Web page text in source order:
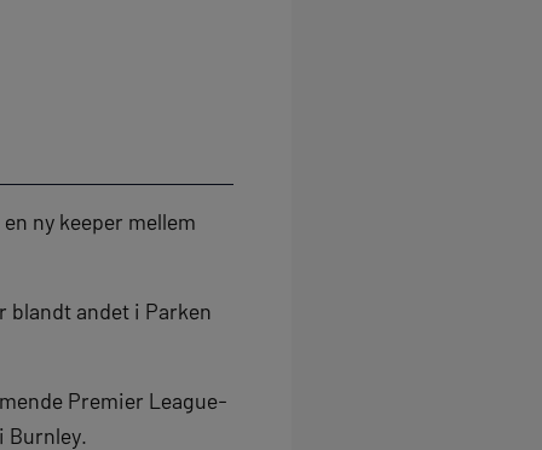
ny keeper mellem
blandt andet i Parken
Premier League-
Burnley.